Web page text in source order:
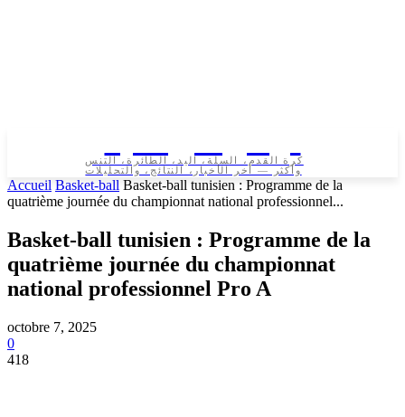
كرة القدم، السلة، اليد، الطائرة، التنس
وأكثر — آخر الأخبار، النتائج، والتحليلات
Accueil Basket-ball Basket-ball tunisien : Programme de la
quatrième journée du championnat national professionnel...
Basket-ball tunisien : Programme de la
quatrième journée du championnat
national professionnel Pro A
octobre 7, 2025
0
418